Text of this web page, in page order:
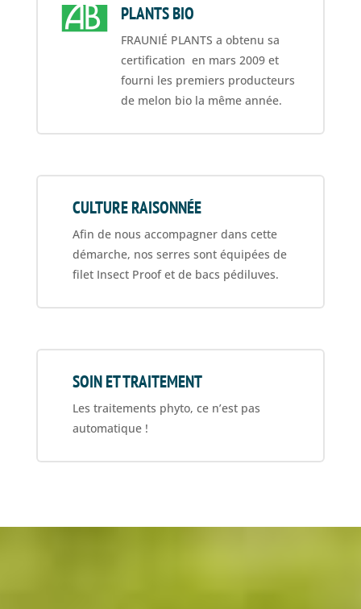
PLANTS BIO
FRAUNIÉ PLANTS a obtenu sa
certification en mars 2009 et
fourni les premiers producteurs
de melon bio la même année.
CULTURE RAISONNÉE
Afin de nous accompagner dans cette
démarche, nos serres sont équipées de
filet Insect Proof et de bacs pédiluves.
SOIN ET TRAITEMENT
Les traitements phyto, ce n’est pas
automatique !